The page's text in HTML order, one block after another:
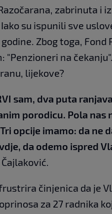
zabrinuta i
su ispunili sve
Zbog toga, Fond
"Penzioneri na
lijekove?
sam, dva puta
porodicu. Pola nas
opcije imamo: da ne
da odemo ispred
Čajlaković.
činjenica da je
za 27 radnika